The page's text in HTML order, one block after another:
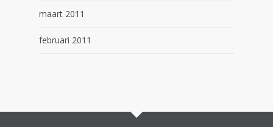
maart 2011
februari 2011